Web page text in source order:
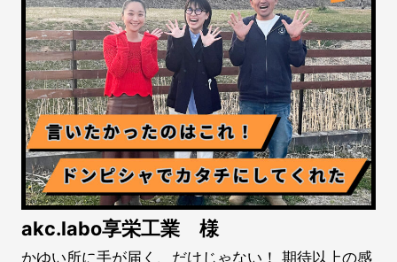
akc.labo享栄工業 様
かゆい所に手が届く、だけじゃない！ 期待以上の感